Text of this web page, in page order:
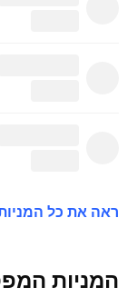
ראה את כל
המניות